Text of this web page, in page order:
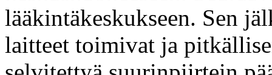
lääkintäkeskukseen. Sen
laitteet toimivat ja